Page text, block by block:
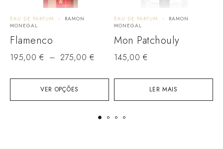
VER OPÇÕES
EAU DE PARFUM
RAMON
MONEGAL
Flamenco
195,00 € – 275,00 €
LER MAIS
EAU DE PARFUM
RAMON
MONEGAL
Mon Patchouly
145,00 €